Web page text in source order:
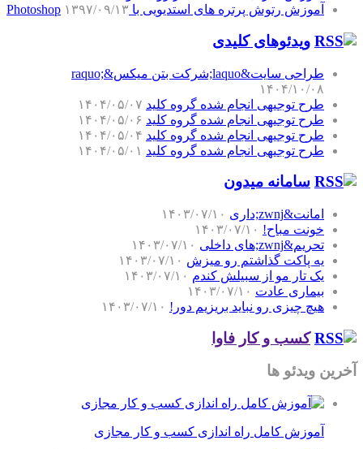
آموزش رتوش پرتره های استدیویی با Photoshop ۱۳۹۷/۰۹/۱۳
ویدئوهای کلیدی
طراحی سایت&laquo;شرکت بتن میکس&raquo;
۱۴۰۴/۱۰/۰۸
طرح توجیهی انجام شده گروه کلید ۱۴۰۴/۰۵/۰۷
طرح توجیهی انجام شده گروه کلید ۱۴۰۴/۰۵/۰۶
طرح توجیهی انجام شده گروه کلید ۱۴۰۴/۰۵/۰۴
طرح توجیهی انجام شده گروه کلید ۱۴۰۴/۰۵/۰۱
سامانه میدون
امانت&zwnj;داری
۱۴۰۳/۰۷/۱۰
خونت مباح! ۱۴۰۳/۰۷/۱۰
تحریم&zwnj;های داخلی
۱۴۰۳/۰۷/۱۰
یه پاکت گذاشتم رو میزش ۱۴۰۳/۰۷/۱۰
یک تار مو از سبیلش کندم ۱۴۰۳/۰۷/۱۰
بیماری عادت ۱۴۰۳/۰۷/۱۰
هیچ چیزی رو نباید بریزیم دور! ۱۴۰۳/۰۷/۱۰
کسب و کار فاوا
آخرین ویدئو ها
آموزش کامل راه اندازی کسب و کار مجازی